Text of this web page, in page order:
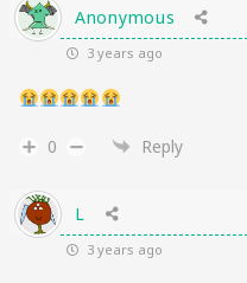
Anonymous
3 years ago
0 Reply
L
3 years ago